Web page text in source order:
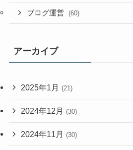
ブログ運営 (60)
アーカイブ
2025年1月 (21)
2024年12月 (30)
2024年11月 (30)